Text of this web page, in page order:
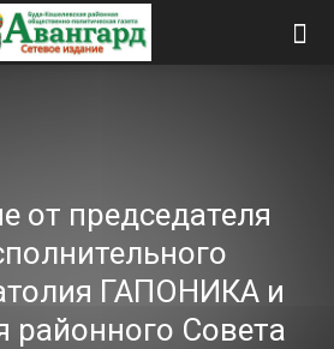
от председателя
ГАПОНИКА и
районного Совета